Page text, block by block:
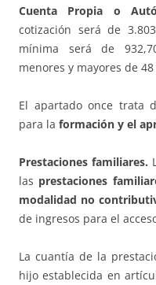
Cuenta Propia o
cotización será de
mínima será de
menores y mayores de 48
El apartado once trata
para la formación y el
Prestaciones familiares.
las prestaciones
modalidad no
de ingresos para el
La cuantía de la
hijo establecida en